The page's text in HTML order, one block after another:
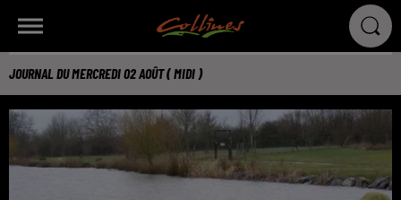
JOURNAL DU MERCREDI 02 AOÛT ( MIDI )